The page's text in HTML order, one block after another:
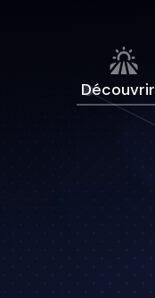
Découvrir